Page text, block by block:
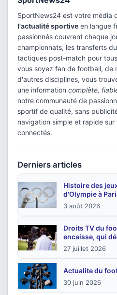
SportNews24 est votre média
l'actualité sportive en langue
passionnés couvrent chaque
championnats, les transferts
tactiques post-match pour
vous soyez fan de football, de
d'autres disciplines, vous
une information complète,
notre communauté de
sportif de qualité, sans
navigation simple et rapide
connectés.
Derniers articles
Histoire des
d'Olympie à
3 août 2026
Droits TV du
encaisse, qui
27 juillet 2026
Actualite du
30 juin 2026